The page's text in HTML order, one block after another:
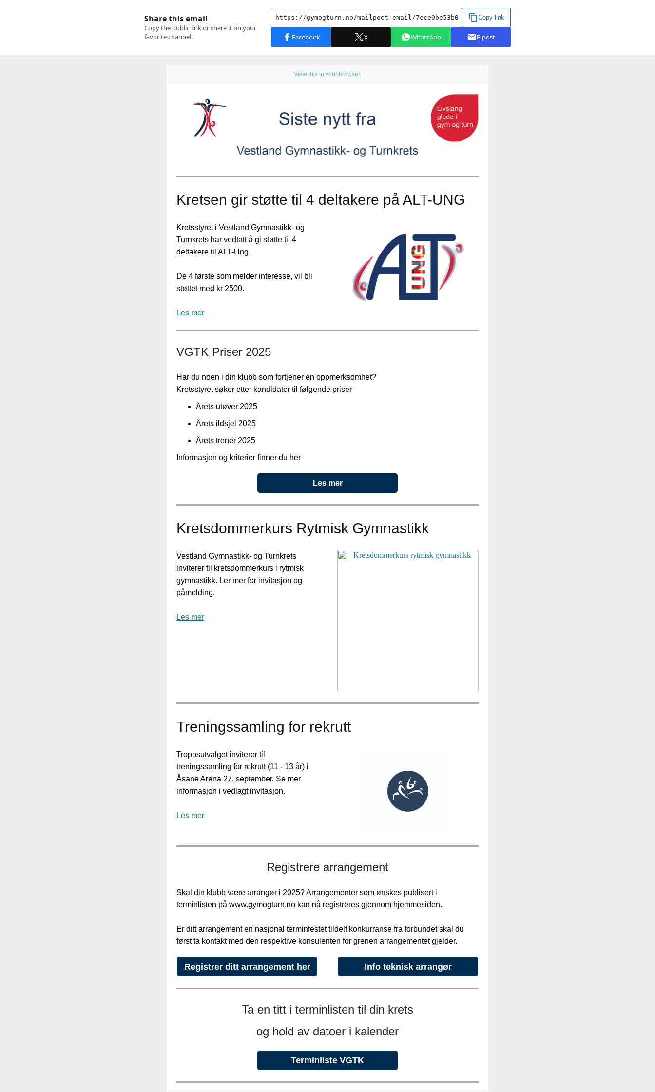
View this in your browser.
Kretsen gir støtte til 4 deltakere på ALT-UNG
Kretsstyret i Vestland Gymnastikk- og
Turnkrets har vedtatt å gi støtte til 4
deltakere til ALT-Ung.
De 4 første som melder interesse, vil bli
støttet med kr 2500.
Les mer
VGTK Priser 2025
Har du noen i din klubb som fortjener en oppmerksomhet?
Kretsstyret søker etter kandidater til følgende priser
Årets utøver 2025
Årets ildsjel 2025
Årets trener 2025
Informasjon og kriterier finner du her
Les mer
Kretsdommerkurs Rytmisk Gymnastikk
Vestland Gymnastikk- og Turnkrets
inviterer til kretsdommerkurs i rytmisk
gymnastikk. Ler mer for invitasjon og
påmelding.
Les mer
Treningssamling for rekrutt
Troppsutvalget inviterer til
treningssamling for rekrutt (11 - 13 år) i
Åsane Arena 27. september. Se mer
informasjon i vedlagt invitasjon.
Les mer
Registrere arrangement
Skal din klubb være arrangør i 2025? Arrangementer som ønskes publisert i
terminlisten på www.gymogturn.no kan nå registreres gjennom hjemmesiden.
Er ditt arrangement en nasjonal terminfestet tildelt konkurranse fra forbundet skal du
først ta kontakt med den respektive konsulenten for grenen arrangementet gjelder.
Registrer ditt arrangement her Info teknisk arrangør
Ta en titt i terminlisten til din krets
og hold av datoer i kalender
Terminliste VGTK